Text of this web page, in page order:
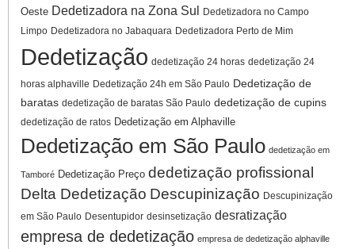
Oeste Dedetizadora na Zona Sul
Dedetizadora no Campo
Limpo Dedetizadora no Jabaquara Dedetizadora Perto de Mim
Dedetização dedetização 24 horas dedetização 24
horas alphaville Dedetização 24h em São Paulo Dedetização de
baratas dedetização de baratas São Paulo dedetização de cupins
dedetização de ratos Dedetização em Alphaville
Dedetização em São Paulo dedetização em
Tamboré Dedetização Preço dedetização profissional
Delta Dedetização Descupinização Descupinização
em São Paulo Desentupidor desinsetização desratização
empresa de dedetização empresa de dedetização alphaville